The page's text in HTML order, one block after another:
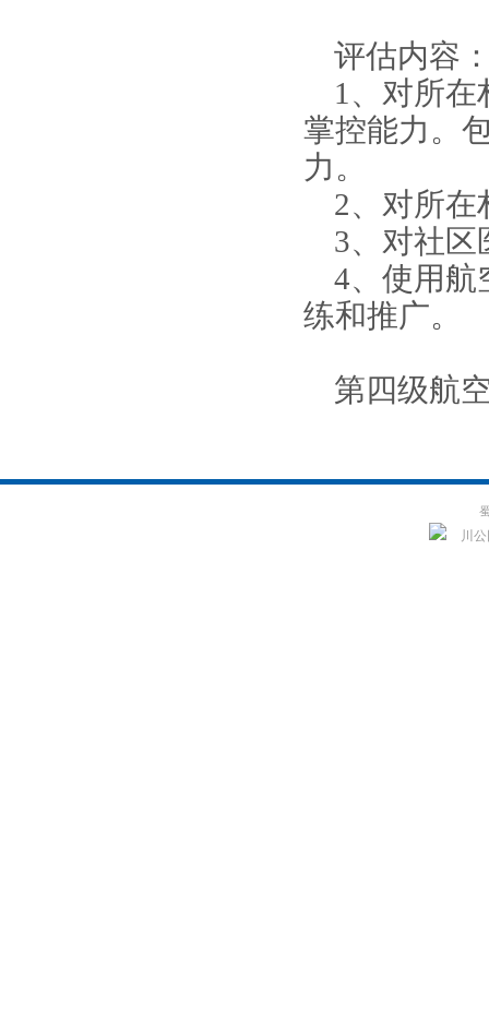
评估内容
1、对所在
掌控能力。
力。
2、对所在
3、对社区
4、使用航
练和推广。
第四级航
川